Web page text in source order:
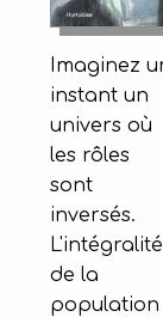
Imaginez
instant un
univers où
les rôles
sont
inversés.
L'intégralité
de la
population